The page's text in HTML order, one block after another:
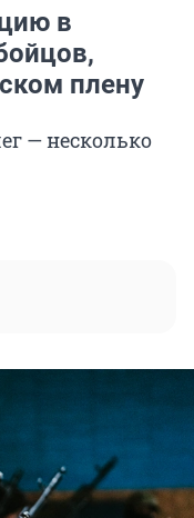
в
плену
— несколько